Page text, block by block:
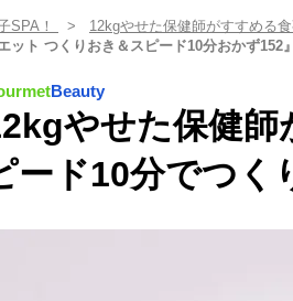
SPA！ 12kgやせた保健師がすすめる
ット つくりおき＆スピード10分おかず152
Beauty
やせた保健師
ード10分でつく